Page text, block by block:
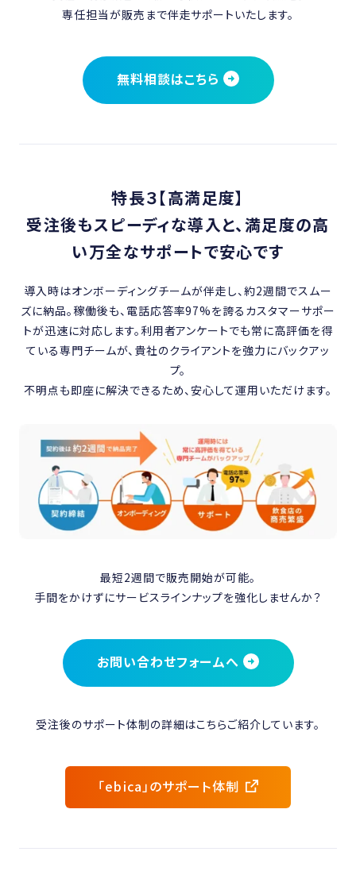
専任担当が販売まで伴走サポートいたします。
無料相談はこちら
特長３【高満足度】
受注後もスピーディな導入と、満足度の高
い万全なサポートで安心です
導入時はオンボーディングチームが伴走し、約2週間でスムー
ズに納品。稼働後も、電話応答率97%を誇るカスタマーサポー
トが迅速に対応します。利用者アンケートでも常に高評価を得
ている専門チームが、貴社のクライアントを強力にバックアッ
プ。
不明点も即座に解決できるため、安心して運用いただけます。
最短2週間で販売開始が可能。
手間をかけずにサービスラインナップを強化しませんか？
お問い合わせフォームへ
受注後のサポート体制の詳細はこちらご紹介しています。
「ebica」のサポート体制